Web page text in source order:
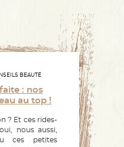
BEAUTÉ
: nos
au top !
? Et ces rides-
nous aussi,
ces petites